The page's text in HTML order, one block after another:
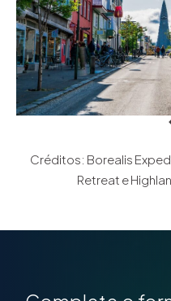
Créditos: Borealis
Retreat e